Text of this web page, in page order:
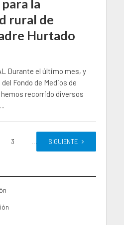
la
rural de
Hurtado
Durante el último mes, y
Fondo de Medios de
recorrido diversos
3 … 17
SIGUIENTE